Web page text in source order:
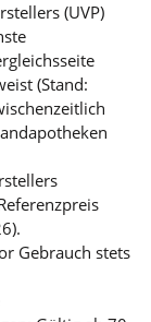
(UVP)
(Stand:
Gebrauch stets